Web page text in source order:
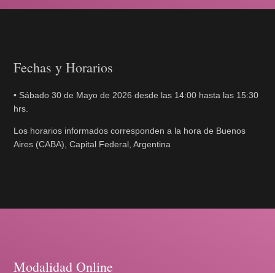
Fechas y Horarios
• Sábado 30 de Mayo de 2026 desde las 14:00 hasta las 15:30
hrs.
Los horarios informados corresponden a la hora de Buenos
Aires (CABA), Capital Federal, Argentina
Modalidad Online